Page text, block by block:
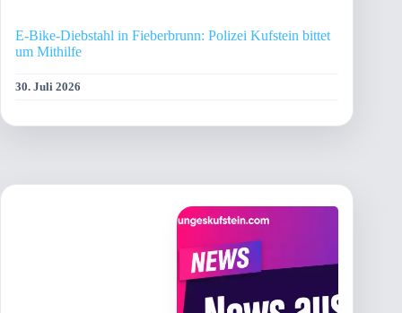
E-Bike-Diebstahl in Fieberbrunn: Polizei Kufstein bittet
um Mithilfe
30. Juli 2026